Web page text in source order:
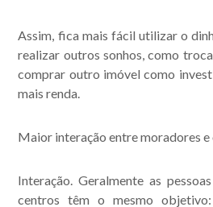
Acompanhe
publicações.
Assim, fica mais fácil utilizar o
realizar outros sonhos, como
comprar outro imóvel como
mais renda.
Maior interação entre moradores
Interação. Geralmente as
centros têm o mesmo